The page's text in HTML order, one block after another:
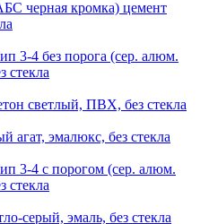
черная кромка) цемент
3-4 без порога (сер. алюм.
стекла
светлый, ПВХ, без стекла
агат, эмалюкс, без стекла
3-4 с порогом (сер. алюм.
стекла
серый, эмаль, без стекла